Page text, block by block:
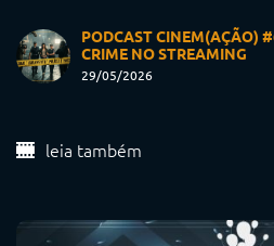
PODCAST CINEM(AÇÃO)
CRIME NO STREAMING
29/05/2026
leia também